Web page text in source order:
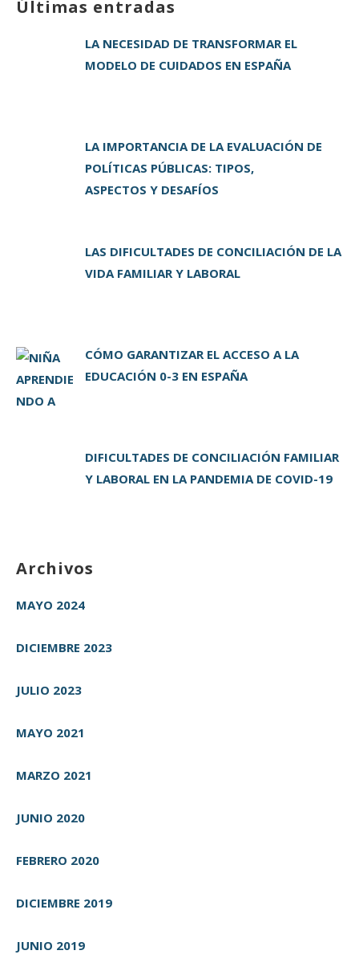
te e
b
o
e
dI
n
l p
a
rt
Últimas entradas
LA NECESIDAD DE TRANSFORMAR EL
MODELO DE CUIDADOS EN ESPAÑA
LA IMPORTANCIA DE LA EVALUACIÓN DE
POLÍTICAS PÚBLICAS: TIPOS,
ASPECTOS Y DESAFÍOS
LAS DIFICULTADES DE CONCILIACIÓN DE LA
VIDA FAMILIAR Y LABORAL
CÓMO GARANTIZAR EL ACCESO A LA
EDUCACIÓN 0-3 EN ESPAÑA
DIFICULTADES DE CONCILIACIÓN FAMILIAR
Y LABORAL EN LA PANDEMIA DE COVID-19
Archivos
MAYO 2024
DICIEMBRE 2023
JULIO 2023
MAYO 2021
MARZO 2021
JUNIO 2020
FEBRERO 2020
DICIEMBRE 2019
JUNIO 2019